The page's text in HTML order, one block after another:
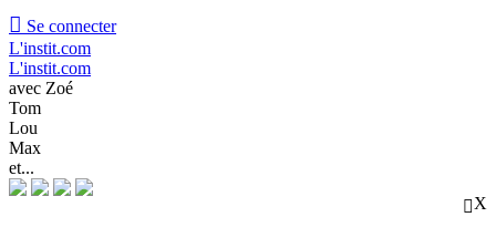
 Se connecter
L'instit.com
L'instit.com
avec Zoé
Tom
Lou
Max
et...
X
